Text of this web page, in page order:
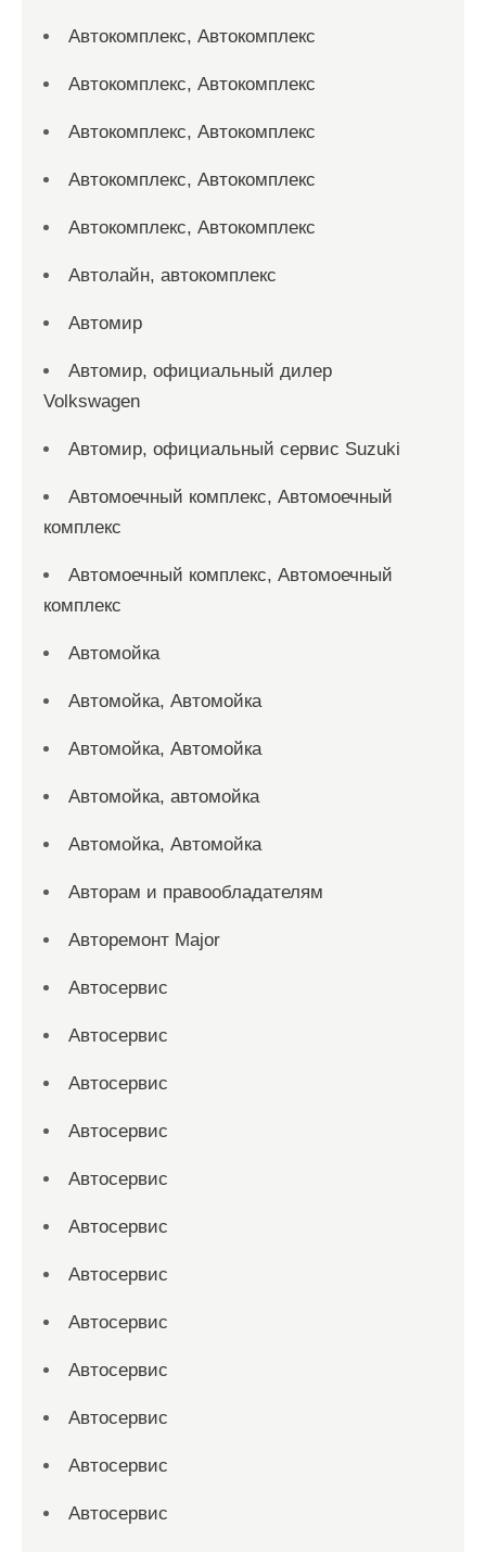
Автокомплекс, Автокомплекс
Автокомплекс, Автокомплекс
Автокомплекс, Автокомплекс
Автокомплекс, Автокомплекс
Автокомплекс, Автокомплекс
Автолайн, автокомплекс
Автомир
Автомир, официальный дилер
Volkswagen
Автомир, официальный сервис Suzuki
Автомоечный комплекс, Автомоечный
комплекс
Автомоечный комплекс, Автомоечный
комплекс
Автомойка
Автомойка, Автомойка
Автомойка, Автомойка
Автомойка, автомойка
Автомойка, Автомойка
Авторам и правообладателям
Авторемонт Major
Автосервис
Автосервис
Автосервис
Автосервис
Автосервис
Автосервис
Автосервис
Автосервис
Автосервис
Автосервис
Автосервис
Автосервис